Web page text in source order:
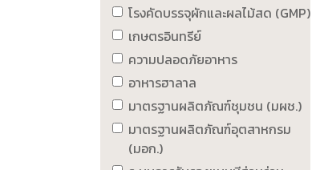
โรงคัดบรรจุผักและผลไม้สด (GMP)
เกษตรอินทรีย์
ความปลอดภัยอาหาร
อาหารฮาลาล
มาตรฐานผลิตภัณฑ์ชุมชน (มผช.)
มาตรฐานผลิตภัณฑ์อุตสาหกรม
(มอก.)